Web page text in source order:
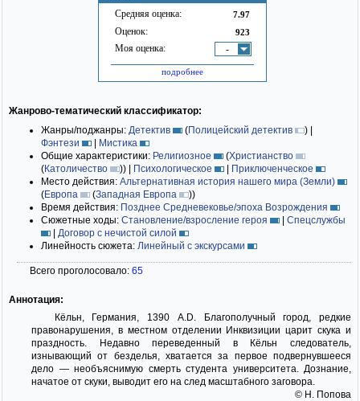
Средняя оценка: 7.97
Оценок: 923
Моя оценка: -
подробнее
Жанрово-тематический классификатор:
Жанры/поджанры: Детектив (Полицейский детектив ) |
Фэнтези
| Мистика
Общие характеристики: Религиозное (Христианство
(Католичество )) | Психологическое | Приключенческое
Место действия: Альтернативная история нашего мира (Земли)
(Европа (Западная Европа ))
Время действия: Позднее Средневековье/эпоха Возрождения
Сюжетные ходы: Становление/взросление героя | Спецслужбы
| Договор с нечистой силой
Линейность сюжета: Линейный с экскурсами
Всего проголосовало: 65
Аннотация:
Кёльн, Германия, 1390 А.D. Благополучный город, редкие
правонарушения, в местном отделении Инквизиции царит скука и
праздность. Недавно переведенный в Кёльн следователь,
изнывающий от безделья, хватается за первое подвернувшееся
дело — необъяснимую смерть студента университета. Дознание,
начатое от скуки, выводит его на след масштабного заговора.
© Н. Попова